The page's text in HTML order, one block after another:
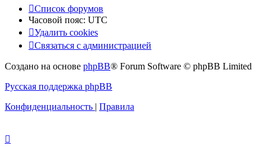
Список форумов
Часовой пояс: UTC
Удалить cookies
Связаться
администрацией
Связаться с администрацией
Создано на основе phpBB® Forum Software © phpBB Limited
Русская поддержка phpBB
Конфиденциальность | Правила